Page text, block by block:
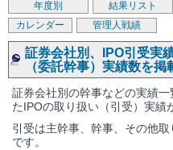
年度別
結果リスト
カレンダー
管理人戦績
証券会社別、IPO引受実
（委託幹事）実績数を掲
証券会社別の幹事などの実績
たIPOの取り扱い（引受）実績
引受は主幹事、幹事、その他
です。